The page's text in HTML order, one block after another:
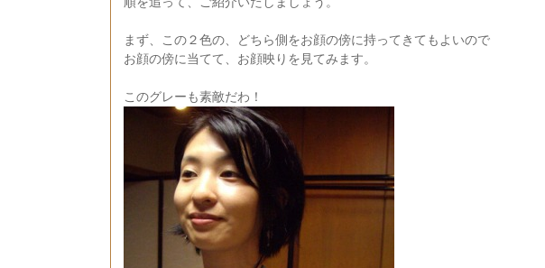
まず、この２色の、どちら側をお顔の傍に持ってきてもよいので
お顔の傍に当てて、お顔映りを見てみます。
このグレーも素敵だわ！